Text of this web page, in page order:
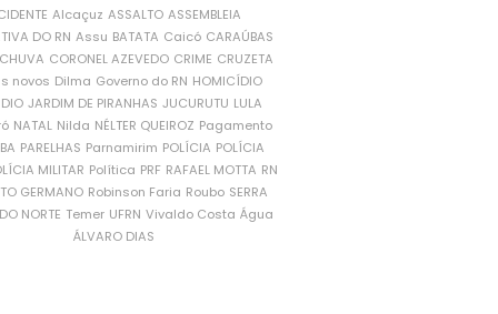
Alcaçuz ASSALTO ASSEMBLEIA
DO RN Assu BATATA Caicó CARAÚBAS
CORONEL AZEVEDO CRIME CRUZETA
novos Dilma Governo do RN HOMICÍDIO
JARDIM DE PIRANHAS JUCURUTU LULA
NATAL Nilda NÉLTER QUEIROZ Pagamento
PARELHAS Parnamirim POLÍCIA POLÍCIA
MILITAR Política PRF RAFAEL MOTTA RN
GERMANO Robinson Faria Roubo SERRA
NORTE Temer UFRN Vivaldo Costa Água
ÁLVARO DIAS